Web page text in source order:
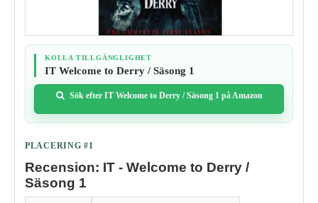
KOLLA TILLGÄNGLIGHET
IT Welcome to Derry / Säsong 1
Sök efter IT Welcome to Derry / Säsong 1 på Amazon
PLACERING #1
Recension: IT - Welcome to Derry /
Säsong 1